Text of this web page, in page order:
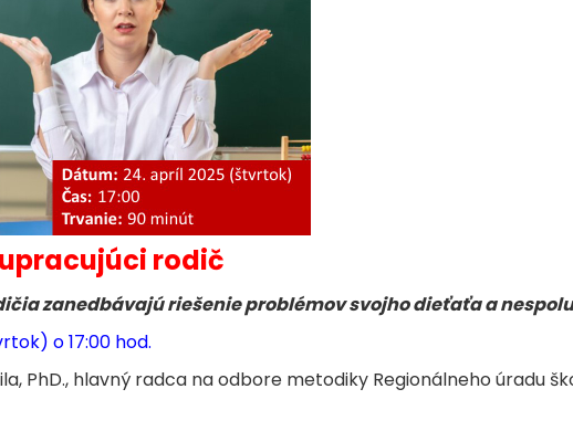
rodič
zanedbávajú riešenie problémov svojho dieťaťa a
o 17:00 hod.
PhD., hlavný radca na odbore metodiky Regionálneho úradu